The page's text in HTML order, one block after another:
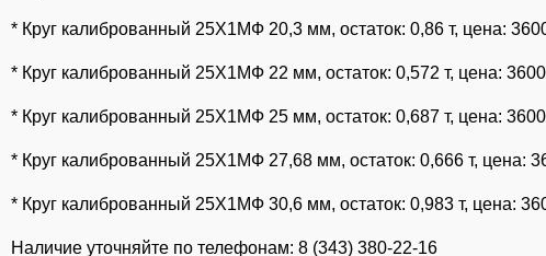
* Круг калиброванный 25Х1МФ 20,3 мм, остаток: 0,86 т, цена:
* Круг калиброванный 25Х1МФ 22 мм, остаток: 0,572 т, цена:
* Круг калиброванный 25Х1МФ 25 мм, остаток: 0,687 т, цена:
* Круг калиброванный 25Х1МФ 27,68 мм, остаток: 0,666 т, цена:
* Круг калиброванный 25Х1МФ 30,6 мм, остаток: 0,983 т, цена:
Наличие уточняйте по телефонам: 8 (343) 380-22-16